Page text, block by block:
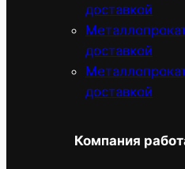
доставкой
доставкой
доставкой
Компания